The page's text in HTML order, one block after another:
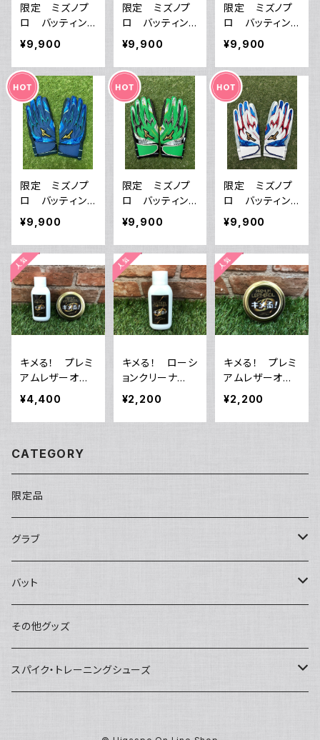
限定 ミズノプ
ロ バッティン
グ手袋 両手
1EJEA56514
サイズ24 パワー
アーク 送料サ
ービス
¥9,900
限定 ミズノプ
ロ バッティン
グ手袋 両手
1EJEA56664
サイズ24 パワー
アーク 送料サ
ービス
¥9,900
限定 ミズノプ
ロ バッティン
グ手袋 両手
1EJEA55509
サイズ25 パワー
アーク 送料サ
ービス
¥9,900
限定 ミズノプ
ロ バッティン
グ手袋 両手
1EJEA55527
サイズ25 パワー
アーク 送料サ
ービス
¥9,900
限定 ミズノプ
ロ バッティン
グ手袋 両手
1EJEA56535
サイズ24 パワー
アーク 送料サ
ービス
¥9,900
限定 ミズノプ
ロ バッティン
グ手袋 両手
1EJEA56501
サイズ25 パワ
ーアーク 送料
サービス
¥9,900
キメる！ プレミ
アムレザーオイ
ル+ローションク
リーナーセッ
ト 送料無料
¥4,400
キメる！ ローシ
ョンクリーナ
ー ヒガスポオ
リジナル 80ml
¥2,200
キメる！ プレミ
アムレザーオイ
ル ヒガスポオ
リジナル 50ml
¥2,200
CATEGORY
限定品
グラブ
限定品
湯揉み型付け済み
硬式グラブ
バット
ミズノ
アシックス
その他グッズ
スパイク・トレーニングシューズ